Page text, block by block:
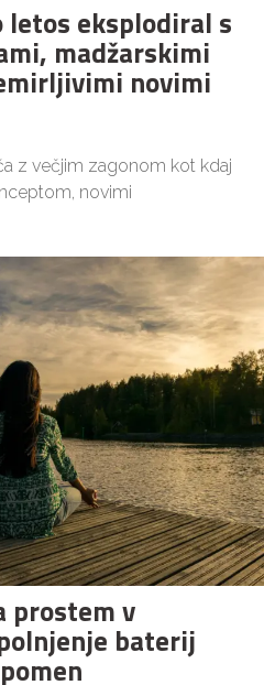
letos eksplodiral s
madžarskimi
novimi
z večjim zagonom kot kdaj
novimi
prostem v
baterij